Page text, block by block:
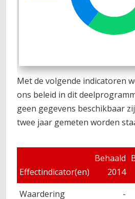
Met de volgende indicatoren
ons beleid in dit
geen gegevens beschikbaar
twee jaar gemeten worden
Effectindicator(en)
Behaald
2014
Waardering
-